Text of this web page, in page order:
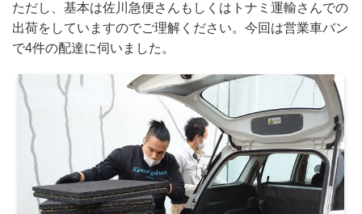
ただし、基本は佐川急便さんもしくはトナミ運輸さんでの
出荷をしていますのでご理解ください。今回は営業車バン
で4件の配達に伺いました。